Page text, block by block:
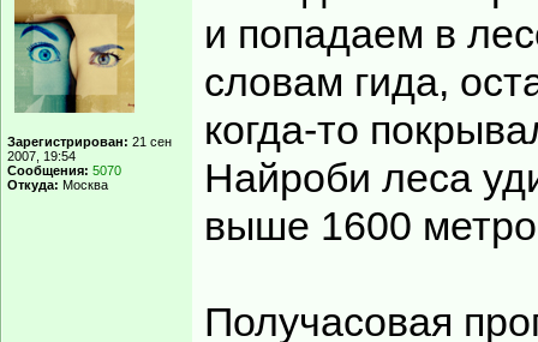
Зарегистрирован: 21 сен
2007, 19:54
Сообщения: 5070
Откуда: Москва
и попадаем в
словам гида,
когда-то
Найроби леса
выше 1600
Получасовая